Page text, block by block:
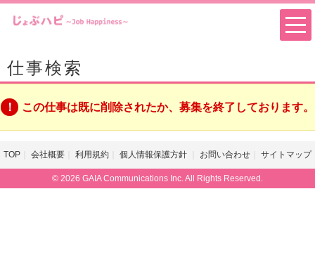
仕事検索
この仕事は既に削除されたか、募集を終了しております。
TOP 会社概要 利用規約 個人情報保護方針 お問い合わせ サイトマップ
© 2026 GAIA Communications Inc. All Rights Reserved.